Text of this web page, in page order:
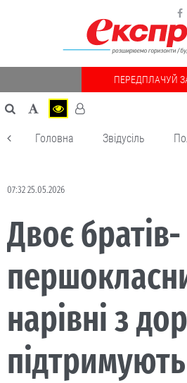
ПЕРЕДПЛАЧУЙ
Головна Звідусіль
07:32 25.05.2026
Двоє братів-
нарівні з